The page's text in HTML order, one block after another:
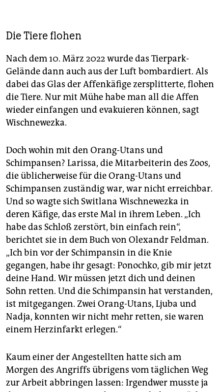
Die Tiere flohen
Nach dem 10. März 2022 wurde das Tierpark-
Gelände dann auch aus der Luft bombardiert. Als
dabei das Glas der Affenkäfige zersplitterte, flohen
die Tiere. Nur mit Mühe habe man all die Affen
wieder einfangen und evakuieren können, sagt
Wischnewezka.
Doch wohin mit den Orang-Utans und
Schimpansen? Larissa, die Mitarbeiterin des Zoos,
die üblicherweise für die Orang-Utans und
Schimpansen zuständig war, war nicht erreichbar.
Und so wagte sich Switlana Wischnewezka in
deren Käfige, das erste Mal in ihrem Leben. „Ich
habe das Schloß zerstört, bin einfach rein“,
berichtet sie in dem Buch von Olexandr Feldman.
„Ich bin vor der Schimpansin in die Knie
gegangen, habe ihr gesagt: Ponochko, gib mir jetzt
deine Hand. Wir müssen jetzt dich und deinen
Sohn retten. Und die Schimpansin hat verstanden,
ist mitgegangen. Zwei Orang-Utans, Ljuba und
Nadja, konnten wir nicht mehr retten, sie waren
einem Herzinfarkt erlegen.“
Kaum einer der Angestellten hatte sich am
Morgen des Angriffs übrigens vom täglichen Weg
zur Arbeit abbringen lassen: Irgendwer musste ja